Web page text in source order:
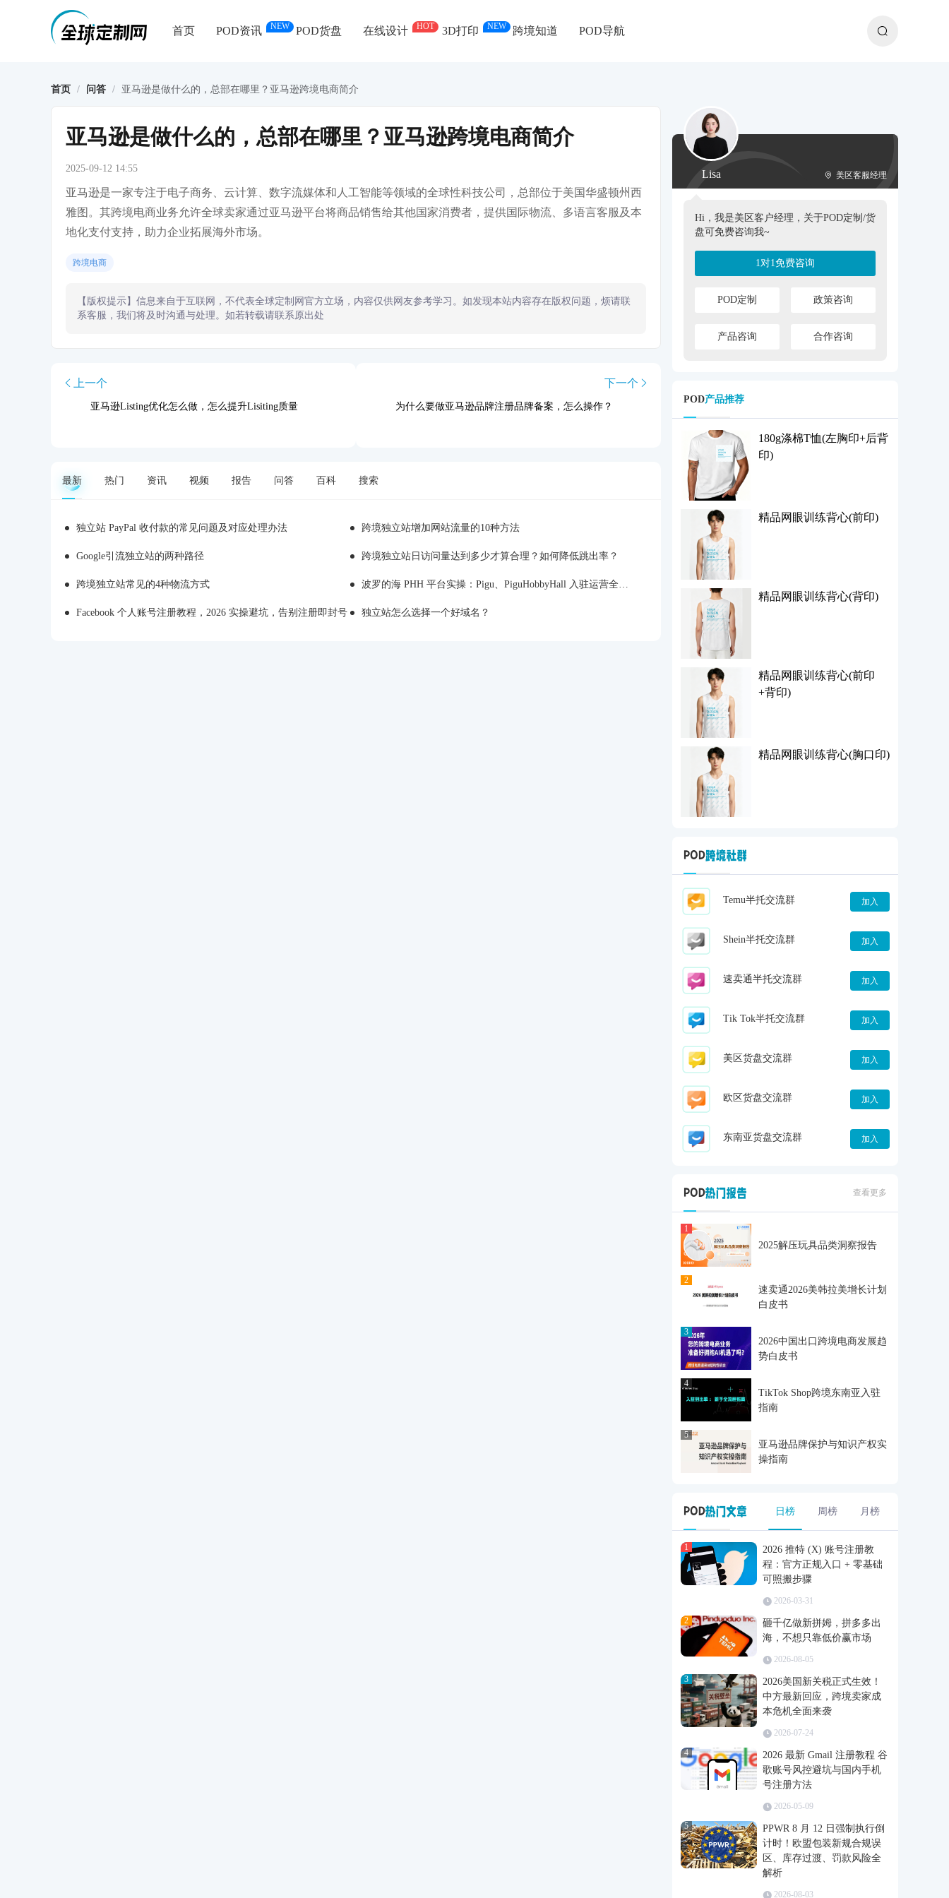
首页 POD资讯 NEW POD货盘 在线设计 HOT 3D打印 NEW 跨境知道 POD导航
首页 / 问答 / 亚马逊是做什么的，总部在哪里？亚马逊跨境电商简介
亚马逊是做什么的，总部在哪里？亚马逊跨境电商简介
2025-09-12 14:55
亚马逊是一家专注于电子商务、云计算、数字流媒体和人工智能等领域的全球性科技公司，总部位于美国华盛顿州西
雅图。其跨境电商业务允许全球卖家通过亚马逊平台将商品销售给其他国家消费者，提供国际物流、多语言客服及本
地化支付支持，助力企业拓展海外市场。
跨境电商
【版权提示】信息来自于互联网，不代表全球定制网官方立场，内容仅供网友参考学习。如发现本站内容存在版权问题，烦请联
系客服，我们将及时沟通与处理。如若转载请联系原出处
上一个
亚马逊Listing优化怎么做，怎么提升Lisiting质量
下一个
为什么要做亚马逊品牌注册品牌备案，怎么操作？
最新 热门 资讯 视频 报告 问答 百科 搜索
独立站 PayPal 收付款的常见问题及对应处理办法 跨境独立站增加网站流量的10种方法
Google引流独立站的两种路径 跨境独立站日访问量达到多少才算合理？如何降低跳出率？
跨境独立站常见的4种物流方式 波罗的海 PHH 平台实操：Pigu、PiguHobbyHall 入驻运营全解析
Facebook 个人账号注册教程，2026 实操避坑，告别注册即封号 独立站怎么选择一个好域名？
Lisa 美区客服经理
Hi，我是美区客户经理，关于POD定制/货
盘可免费咨询我~
1对1免费咨询
POD定制 政策咨询
产品咨询 合作咨询
POD产品推荐
180g涤棉T恤(左胸印+后背
印)
精品网眼训练背心(前印)
精品网眼训练背心(背印)
精品网眼训练背心(前印
+背印)
精品网眼训练背心(胸口印)
Temu半托交流群 加入
Shein半托交流群 加入
速卖通半托交流群 加入
Tik Tok半托交流群 加入
美区货盘交流群 加入
欧区货盘交流群 加入
东南亚货盘交流群 加入
查看更多
1
2025解压玩具品类洞察报告
2
速卖通2026美韩拉美增长计划
白皮书
3
2026中国出口跨境电商发展趋
势白皮书
4
TikTok Shop跨境东南亚入驻
指南
5
亚马逊品牌保护与知识产权实
操指南
日榜 周榜 月榜
1
2026 推特 (X) 账号注册教
程：官方正规入口 + 零基础
可照搬步骤
2026-03-31
2
砸千亿做新拼姆，拼多多出
海，不想只靠低价赢市场
2026-08-05
3
2026美国新关税正式生效！
中方最新回应，跨境卖家成
本危机全面来袭
2026-07-24
4
2026 最新 Gmail 注册教程 谷
歌账号风控避坑与国内手机
号注册方法
2026-05-09
5
PPWR 8 月 12 日强制执行倒
计时！欧盟包装新规合规误
区、库存过渡、罚款风险全
解析
2026-08-03